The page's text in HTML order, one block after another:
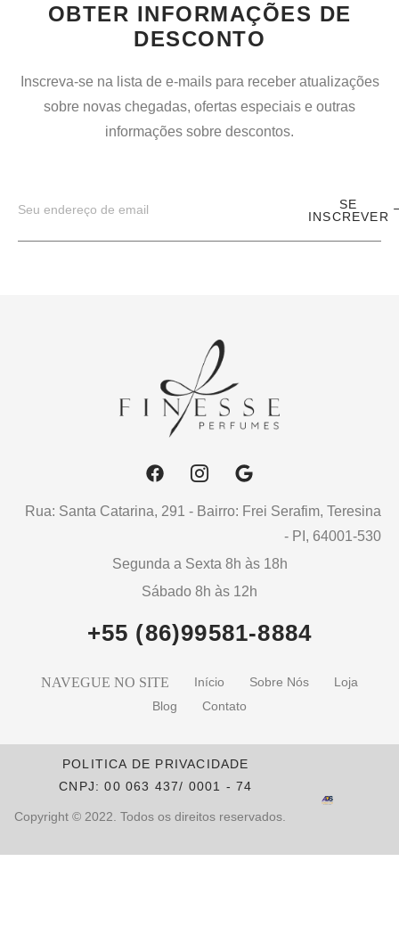
OBTER INFORMAÇÕES DE
DESCONTO
Inscreva-se na lista de e-mails para receber atualizações
sobre novas chegadas, ofertas especiais e outras
informações sobre descontos.
SE
INSCREVER
Rua: Santa Catarina, 291 - Bairro: Frei Serafim, Teresina
- PI, 64001-530
Segunda a Sexta 8h às 18h
Sábado 8h às 12h
+55 (86)99581-8884
NAVEGUE NO SITE Início Sobre Nós
Loja
Blog
Contato
POLITICA DE PRIVACIDADE
CNPJ: 00 063 437/ 0001 - 74
Copyright © 2022. Todos os direitos reservados.